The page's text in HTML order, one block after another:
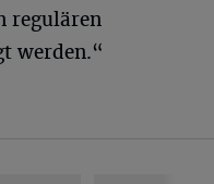
regulären
werden.“